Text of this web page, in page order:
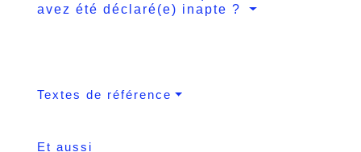
avez été déclaré(e) inapte ?
Textes de référence
Et aussi